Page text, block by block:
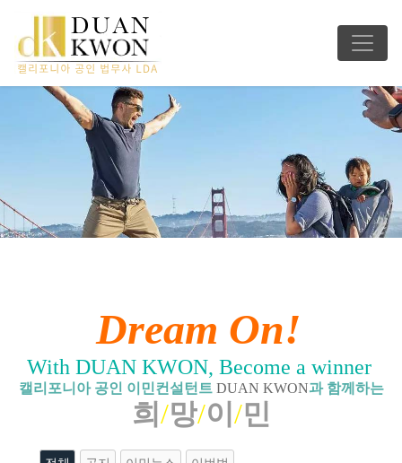
Dream On!
With DUAN KWON, Become a winner
캘리포니아 공인 이민컨설턴트 DUAN KWON과 함께하는
희 /망/이 /민